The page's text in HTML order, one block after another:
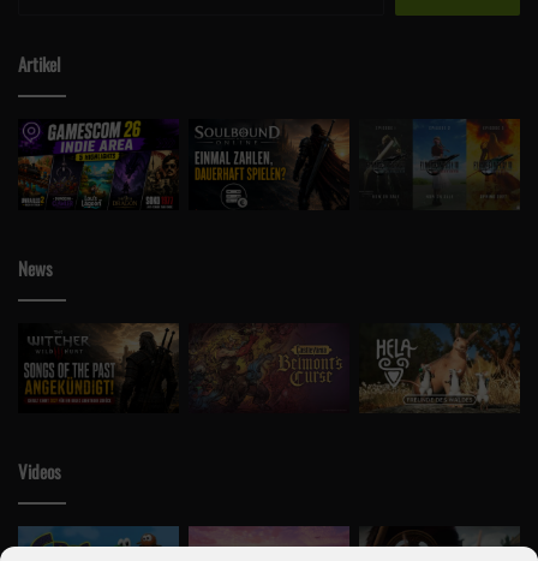
Artikel
News
Videos